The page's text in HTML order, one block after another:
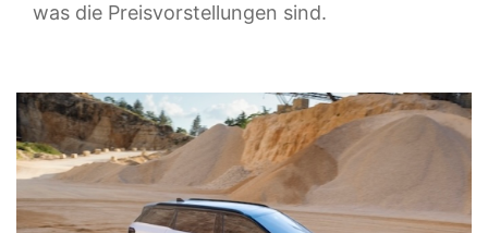
was die Preisvorstellungen sind.